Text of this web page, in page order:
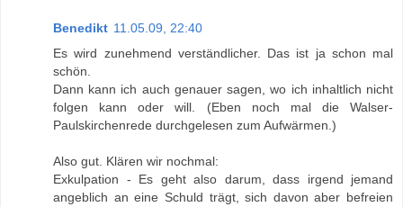
Benedikt 11.05.09, 22:40
Es wird zunehmend verständlicher. Das ist ja schon mal
schön.
Dann kann ich auch genauer sagen, wo ich inhaltlich nicht
folgen kann oder will. (Eben noch mal die Walser-
Paulskirchenrede durchgelesen zum Aufwärmen.)
Also gut. Klären wir nochmal:
Exkulpation - Es geht also darum, dass irgend jemand
angeblich an eine Schuld trägt, sich davon aber befreien